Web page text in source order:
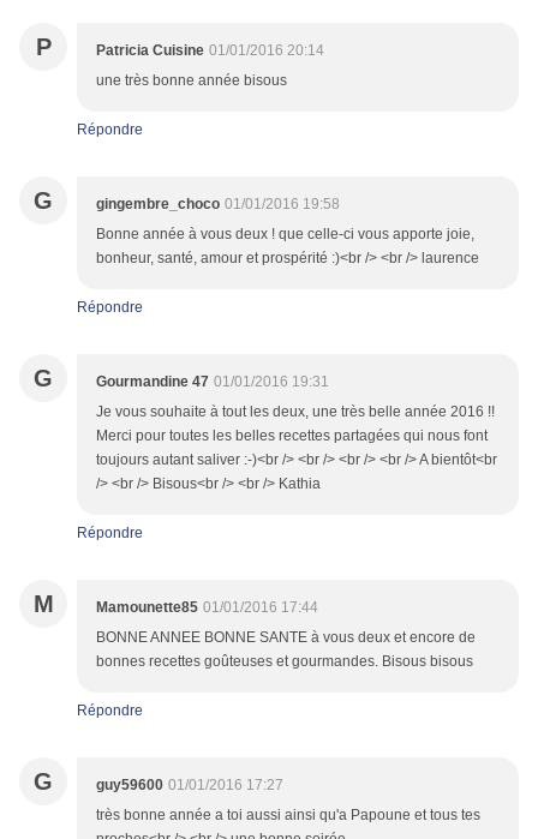
P Patricia Cuisine 01/01/2016 20:14
une très bonne année bisous
Répondre
G gingembre_choco 01/01/2016 19:58
Bonne année à vous deux ! que celle-ci vous apporte joie,
bonheur, santé, amour et prospérité :)<br /> <br /> laurence
Répondre
G Gourmandine 47 01/01/2016 19:31
Je vous souhaite à tout les deux, une très belle année 2016 !!
Merci pour toutes les belles recettes partagées qui nous font
toujours autant saliver :-)<br /> <br /> <br /> <br /> A bientôt<br
/> <br /> Bisous<br /> <br /> Kathia
Répondre
M Mamounette85 01/01/2016 17:44
BONNE ANNEE BONNE SANTE à vous deux et encore de
bonnes recettes goûteuses et gourmandes. Bisous bisous
Répondre
G guy59600 01/01/2016 17:27
très bonne année a toi aussi ainsi qu'a Papoune et tous tes